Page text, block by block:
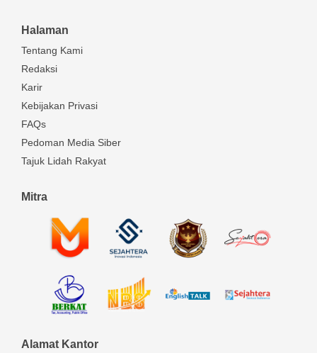
Halaman
Tentang Kami
Redaksi
Karir
Kebijakan Privasi
FAQs
Pedoman Media Siber
Tajuk Lidah Rakyat
Mitra
Alamat Kantor